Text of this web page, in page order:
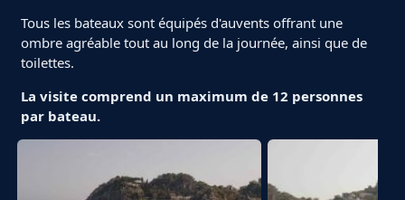
Tous les bateaux sont équipés d'auvents offrant une
ombre agréable tout au long de la journée, ainsi que de
toilettes.
La visite comprend un maximum de 12 personnes
par bateau.